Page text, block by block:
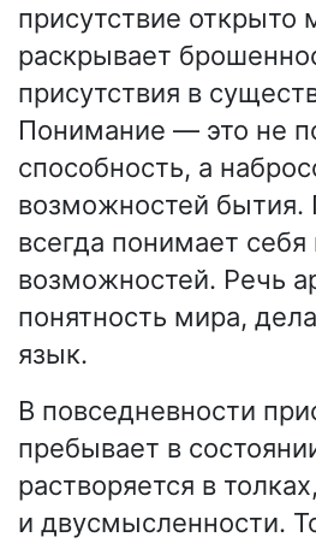
присутствие открыто
раскрывает
присутствия в
Понимание — это не
способность, а
возможностей бытия.
всегда понимает себя
возможностей. Речь
понятность мира,
язык.
В повседневности
пребывает в
растворяется в
и двусмысленности.